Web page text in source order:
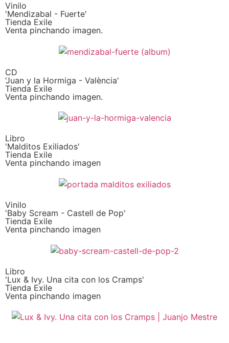
Vinilo
'Mendizabal - Fuerte'
Tienda Exile
Venta pinchando imagen.
CD
'Juan y la Hormiga - València'
Tienda Exile
Venta pinchando imagen.
Libro
'Malditos Exiliados'
Tienda Exile
Venta pinchando imagen
Vinilo
'Baby Scream - Castell de Pop'
Tienda Exile
Venta pinchando imagen
Libro
'Lux & Ivy. Una cita con los Cramps'
Tienda Exile
Venta pinchando imagen